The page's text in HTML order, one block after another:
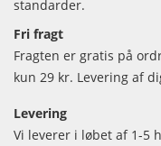
standarder.
Fri fragt
Fragten er gratis på
kun 29 kr. Levering af
Levering
Vi leverer i løbet af 1-5